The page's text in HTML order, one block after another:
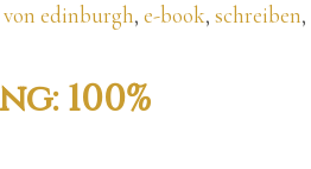
edinburgh, e-book, schreiben,
100%